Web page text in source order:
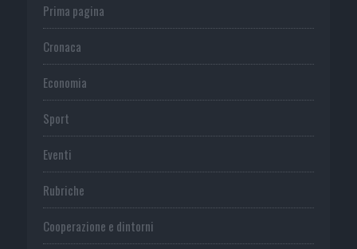
Prima pagina
Cronaca
Economia
Sport
Eventi
Rubriche
Cooperazione e dintorni